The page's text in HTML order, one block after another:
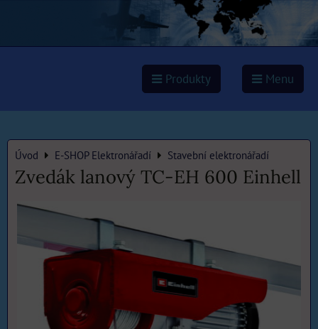
Produkty Menu
Úvod E-SHOP Elektronářadí Stavební elektronářadí
Zvedák lanový TC-EH 600 Einhell